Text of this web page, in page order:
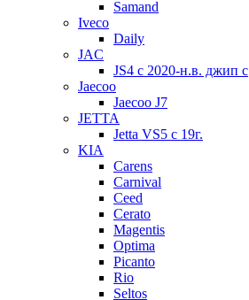
Samand
Iveco
Daily
JAC
JS4 с 2020-н.в. джип с
Jaecoo
Jaecoo J7
JETTA
Jetta VS5 с 19г.
KIA
Carens
Carnival
Ceed
Cerato
Magentis
Optima
Picanto
Rio
Seltos